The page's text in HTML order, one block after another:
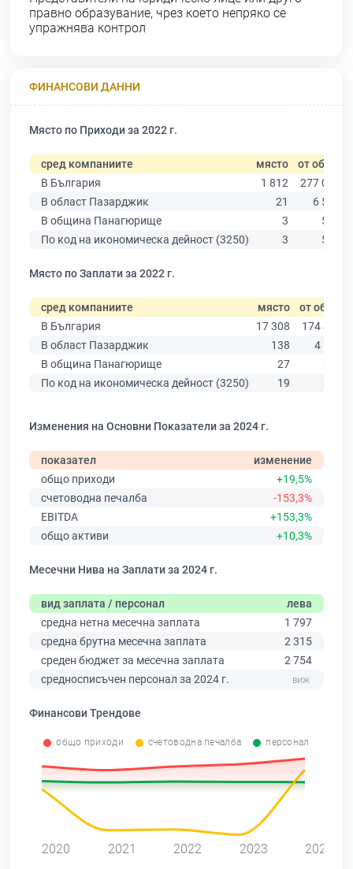
правно образувание, чрез което непряко се
упражнява контрол
ФИНАНСОВИ ДАННИ
Място по Приходи за 2022 г.
сред компаниите място от общо
В България
1 812
277 019
В област Пазарджик
21
6 511
В община Панагюрище
3
549
По код на икономическа дейност (3250)
3 576
Място по Заплати за 2022 г.
сред компаниите място от общо
В България
17 308
174 403
В област Пазарджик
138
4 545
В община Панагюрище
27
388
По код на икономическа дейност (3250)
19 346
Изменения на Основни Показатели за 2024 г.
показател
изменение
общо приходи
+19,5%
счетоводна печалба
-153,3%
EBITDA
+153,3%
общо активи
+10,3%
Месечни Нива на Заплати за 2024 г.
вид заплата / персонал
лева
средна нетна месечна заплата
1 797
средна брутна месечна заплата
2 315
среден бюджет за месечна заплата
2 754
средносписъчен персонал за 2024 г.
Финансови Трендове
общо приходи счетоводна печалба персонал
2020 2021 2022 2023 2024